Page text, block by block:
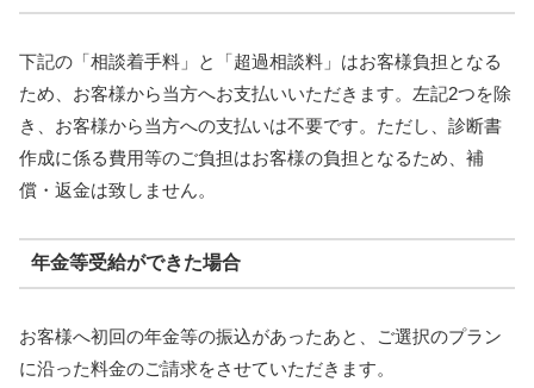
下記の「相談着手料」と「超過相談料」はお客様負担となる
ため、お客様から当方へお支払いいただきます。左記2つを除
き、お客様から当方への支払いは不要です。ただし、診断書
作成に係る費用等のご負担はお客様の負担となるため、補
償・返金は致しません。
年金等受給ができた場合
お客様へ初回の年金等の振込があったあと、ご選択のプラン
に沿った料金のご請求をさせていただきます。